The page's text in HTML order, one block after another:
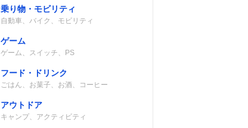
乗り物・モビリティ
自動車、バイク、モビリティ
ゲーム
ゲーム、スイッチ、PS
フード・ドリンク
ごはん、お菓子、お酒、コーヒー
アウトドア
キャンプ、アクティビティ